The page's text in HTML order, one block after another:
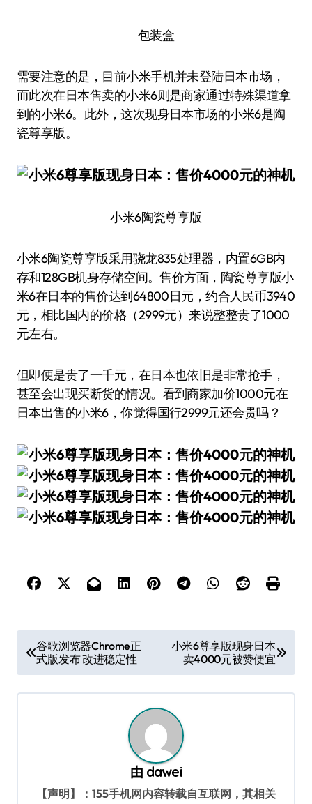
包装盒
需要注意的是，目前小米手机并未登陆日本市场，
而此次在日本售卖的小米6则是商家通过特殊渠道拿
到的小米6。此外，这次现身日本市场的小米6是陶
瓷尊享版。
小米6陶瓷尊享版
小米6陶瓷尊享版采用骁龙835处理器，内置6GB内
存和128GB机身存储空间。售价方面，陶瓷尊享版小
米6在日本的售价达到64800日元，约合人民币3940
元，相比国内的价格（2999元）来说整整贵了1000
元左右。
但即便是贵了一千元，在日本也依旧是非常抢手，
甚至会出现买断货的情况。看到商家加价1000元在
日本出售的小米6，你觉得国行2999元还会贵吗？
章
导
谷歌浏览器Chrome正
式版发布 改进稳定性
小米6尊享版现身日本
卖4000元被赞便宜
由 dawei
【声明】：155手机网内容转载自互联网，其相关